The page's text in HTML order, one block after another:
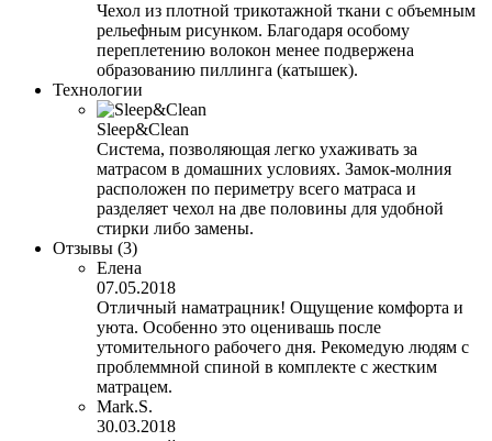
Чехол из плотной трикотажной ткани с объемным
рельефным рисунком. Благодаря особому
переплетению волокон менее подвержена
образованию пиллинга (катышек).
Технологии
Sleep&Clean
Система, позволяющая легко ухаживать за
матрасом в домашних условиях. Замок-молния
расположен по периметру всего матраса и
разделяет чехол на две половины для удобной
стирки либо замены.
Отзывы (3)
Елена
07.05.2018
Отличный наматрацник! Ощущение комфорта и
уюта. Особенно это оценивашь после
утомительного рабочего дня. Рекомедую людям с
проблеммной спиной в комплекте с жестким
матрацем.
Mark.S.
30.03.2018